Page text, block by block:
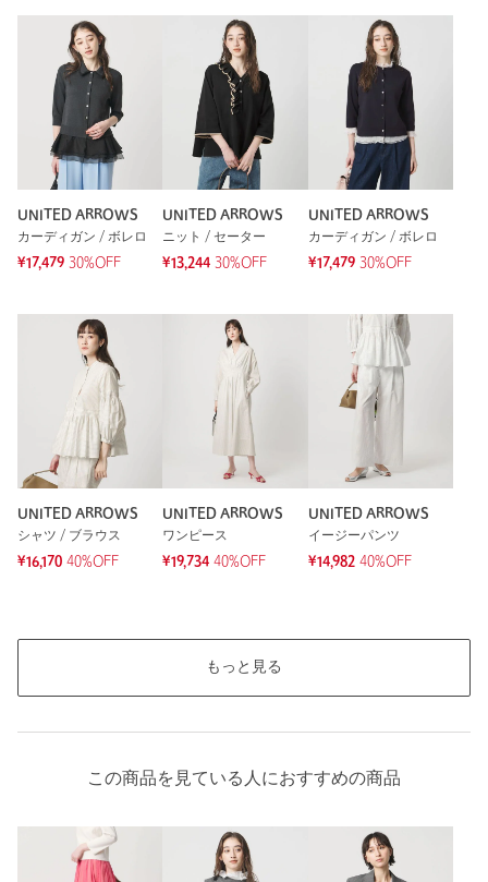
女性
年代：60代～
身長： 160cm
普段の着用サイズ：
11人が参考になったと回答
※レビューは、個人の主観による感想・体感によるもので、商品の効果や性
能を保証するものではありません。
もっと見る
UNITED ARROWS
カーディガン / ボレロ
¥17,479 30%OFF
UNITED ARROWS
ニット / セーター
¥13,244 30%OFF
UNITED ARROWS
カーディガン / ボレロ
¥17,479 30%OFF
UNITED ARROWS
シャツ / ブラウス
¥16,170 40%OFF
UNITED ARROWS
ワンピース
¥19,734 40%OFF
UNITED ARROWS
イージーパンツ
¥14,982 40%OFF
もっと見る
この商品を見ている人におすすめの商品